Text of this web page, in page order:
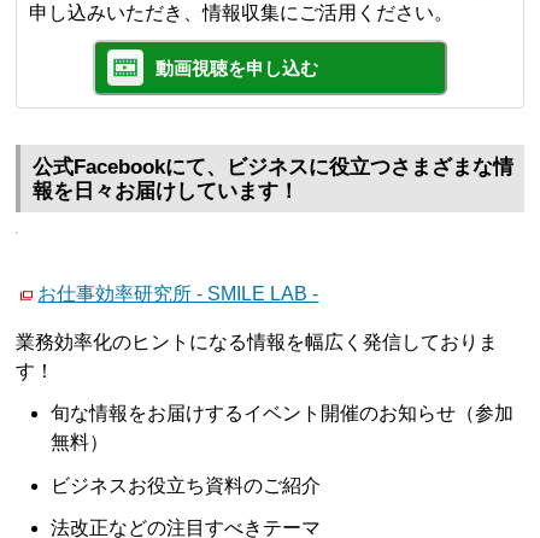
申し込みいただき、情報収集にご活用ください。
動画視聴を申し込む
公式Facebookにて、ビジネスに役立つさまざまな情
報を日々お届けしています！
お仕事効率研究所 - SMILE LAB -
業務効率化のヒントになる情報を幅広く発信しておりま
す！
旬な情報をお届けするイベント開催のお知らせ（参加
無料）
ビジネスお役立ち資料のご紹介
法改正などの注目すべきテーマ